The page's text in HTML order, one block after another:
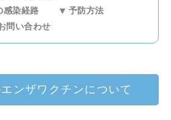
感染経路
予防方法
問い合わせ
ンザワクチンについて